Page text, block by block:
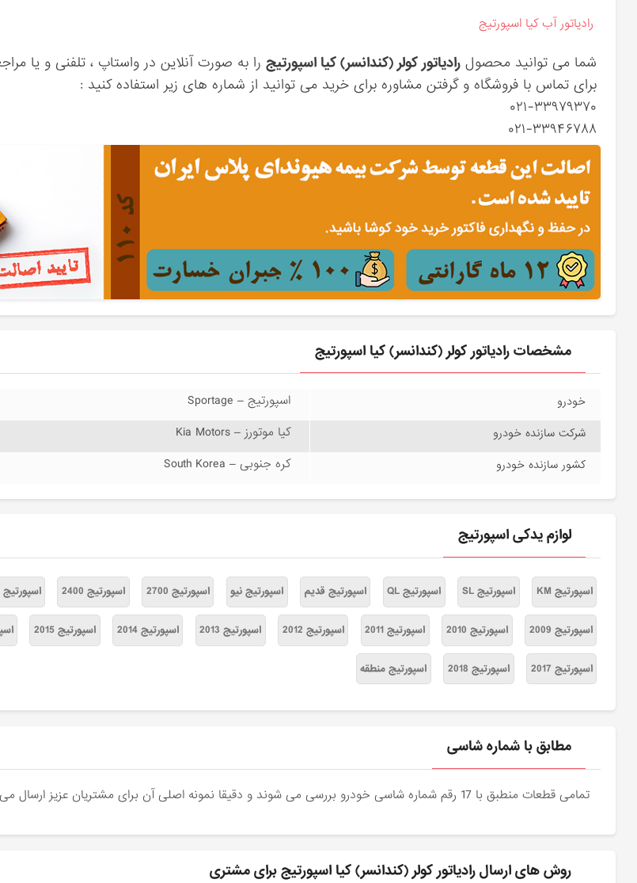
رادیاتور آب کیا اسپورتیج
شما می توانید محصولرادیاتور کولر (کندانسر) کیا اسپورتیج را به صورت آنلاین در واستاپ ، تلفنی و یا
برای تماس با فروشگاه و گرفتن مشاوره برای خرید می توانید از شماره های زیر استفاده کنید :
۰۲۱-۳۳۹۷۹۳۷۰
۰۲۱-۳۳۹۴۶۷۸۸
مشخصات رادیاتور کولر (کندانسر) کیا اسپورتیج
خودرو اسپورتیج – Sportage
شرکت سازنده خودرو کیا موتورز – Kia Motors
کشور سازنده خودرو کره جنوبی – South Korea
لوازم یدکی اسپورتیج
اسپورتیج KM اسپورتیج SL اسپورتیج QL اسپورتیج قدیم اسپورتیج نیو اسپورتیج 2700 اسپورتیج 2400 اسپورتیج 2000
اسپورتیج 2009 اسپورتیج 2010 اسپورتیج 2011 اسپورتیج 2012 اسپورتیج 2013 اسپورتیج 2014 اسپورتیج 2015
اسپورتیج 2017 اسپورتیج 2018 اسپورتیج منطقه
مطابق با شماره شاسی
تمامی قطعات منطبق با 17 رقم شماره شاسی خودرو بررسی می شوند و دقیقا نمونه اصلی آن برای مشتریان عزیز ارسال می شود.
روش های ارسال رادیاتور کولر (کندانسر) کیا اسپورتیج برای مشتری